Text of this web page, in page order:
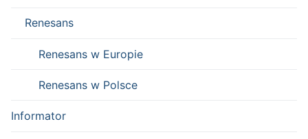
Renesans
Renesans w Europie
Renesans w Polsce
Informator